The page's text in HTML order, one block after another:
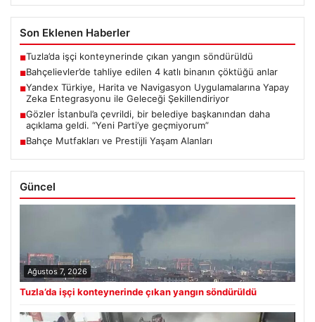
Son Eklenen Haberler
■Tuzla’da işçi konteynerinde çıkan yangın söndürüldü
■Bahçelievler’de tahliye edilen 4 katlı binanın çöktüğü anlar
■Yandex Türkiye, Harita ve Navigasyon Uygulamalarına Yapay
Zeka Entegrasyonu ile Geleceği Şekillendiriyor
■Gözler İstanbul’a çevrildi, bir belediye başkanından daha
açıklama geldi. “Yeni Parti’ye geçmiyorum”
■Bahçe Mutfakları ve Prestijli Yaşam Alanları
Güncel
Ağustos 7, 2026
Tuzla’da işçi konteynerinde çıkan yangın söndürüldü